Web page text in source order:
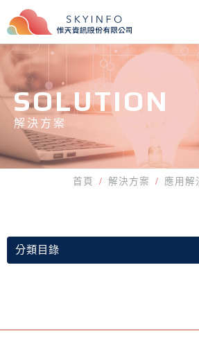
SOLUTION
解決方案
首頁 解決方案 應用解
分類目錄